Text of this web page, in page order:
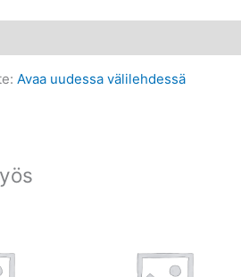
Avaa uudessa välilehdessä